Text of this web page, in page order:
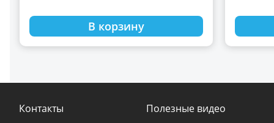
В корзину
Контакты
Полезные видео